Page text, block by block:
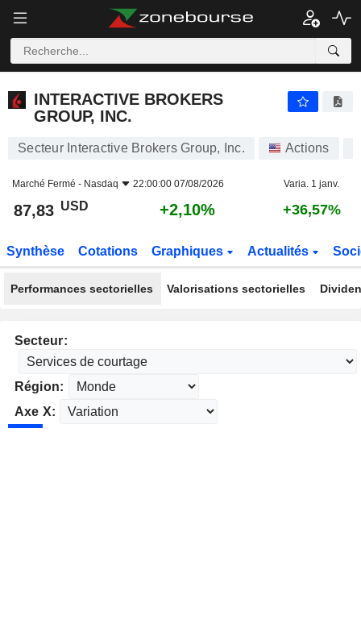
INTERACTIVE BROKERS
GROUP, INC.
Secteur Interactive Brokers Group, Inc. Actions
Marché Fermé - Nasdaq 22:00:00 07/08/2026 Varia. 1 janv.
87,83 USD +2,10% +36,57%
Synthèse Cotations Graphiques Actualités
Performances sectorielles Valorisations sectorielles
Secteur:
Région:
Axe X: